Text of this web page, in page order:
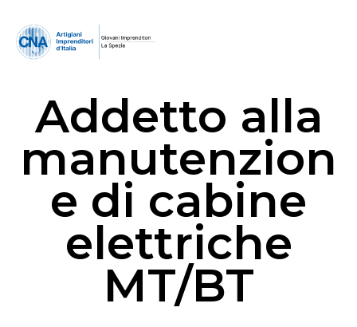
Addetto alla
manutenzion
e di cabine
elettriche
MT/BT